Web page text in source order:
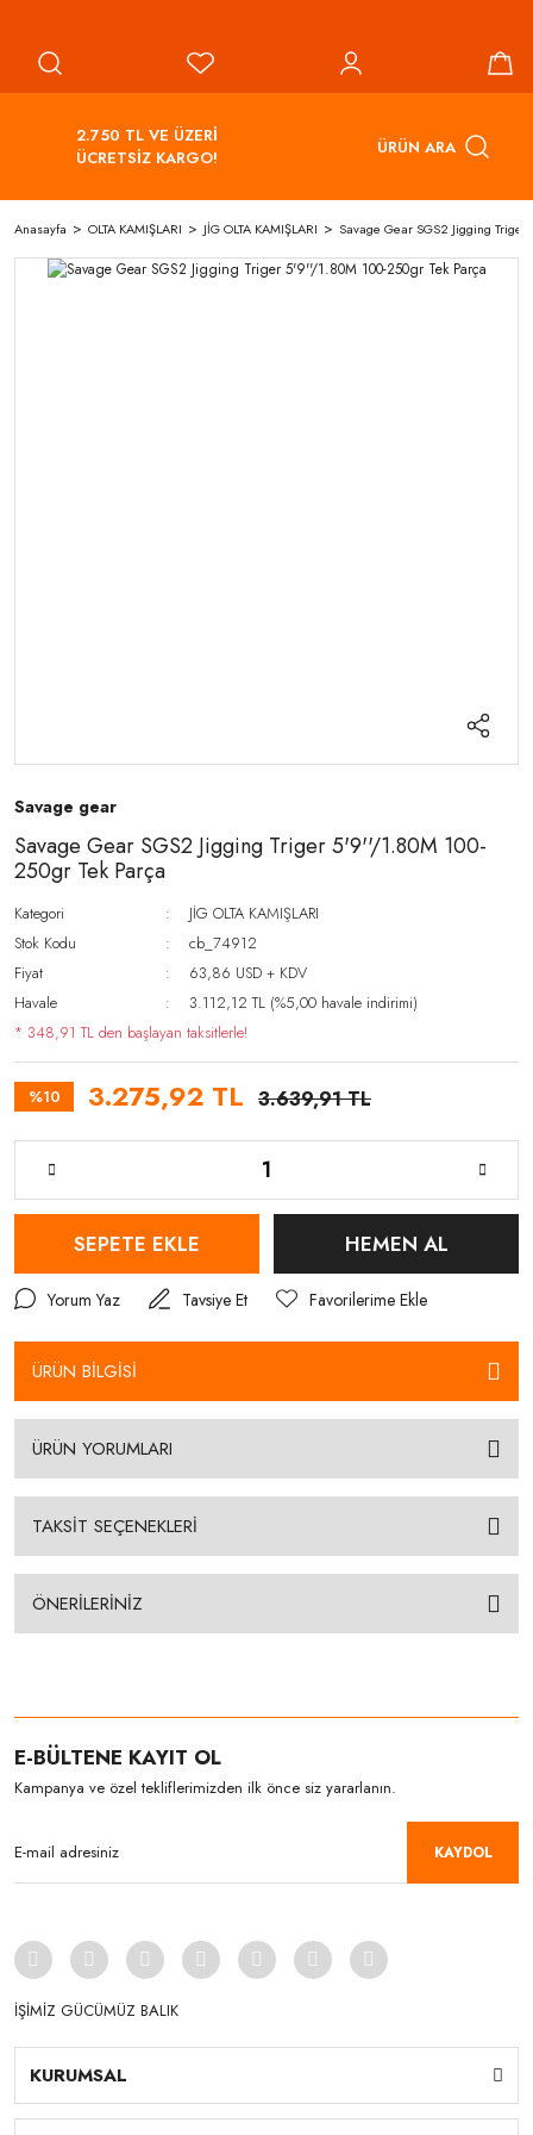
2.750 TL VE ÜZERİ
ÜCRETSİZ KARGO!
ÜRÜN ARA
Anasayfa OLTA KAMIŞLARI JİG OLTA KAMIŞLARI Savage Gear SGS2 Jigging
Savage gear
Savage Gear SGS2 Jigging Triger 5'9''/1.80M 100-
250gr Tek Parça
Kategori
JİG OLTA KAMIŞLARI
Stok Kodu
cb_74912
Fiyat
63,86 USD + KDV
Havale
3.112,12 TL (%5,00 havale indirimi)
* 348,91 TL den başlayan taksitlerle!
%10 3.275,92 TL 3.639,91 TL
SEPETE EKLE HEMEN AL
Yorum Yaz Tavsiye Et
ÜRÜN BİLGİSİ
ÜRÜN YORUMLARI
TAKSİT SEÇENEKLERİ
ÖNERİLERİNİZ
E-BÜLTENE KAYIT OL
Kampanya ve özel tekliflerimizden ilk önce siz yararlanın.
KAYDOL
İŞİMİZ GÜCÜMÜZ BALIK
KURUMSAL